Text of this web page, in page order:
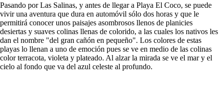
Pasando por Las Salinas, y antes de llegar a Playa El Coco, se puede
vivir una aventura que dura en automóvil sólo dos horas y que le
permitirá conocer unos paisajes asombrosos llenos de planicies
desiertas y suaves colinas llenas de colorido, a las cuales los nativos les
dan el nombre "del gran cañón en pequeño". Los colores de estas
playas lo llenan a uno de emoción pues se ve en medio de las colinas
color terracota, violeta y plateado. Al alzar la mirada se ve el mar y el
cielo al fondo que va del azul celeste al profundo.